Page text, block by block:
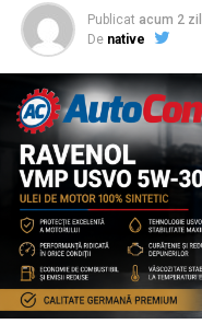
Publicat acum 2
De native